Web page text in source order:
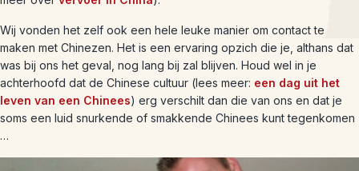
Wij vonden het zelf ook een hele leuke manier om contact te
maken met Chinezen. Het is een ervaring opzich die je, althans dat
was bij ons het geval, nog lang bij zal blijven. Houd wel in je
achterhoofd dat de Chinese cultuur (lees meer: een dag uit het
leven van een Chinees) erg verschilt dan die van ons en dat je
soms een luid snurkende of smakkende Chinees kunt tegenkomen
…